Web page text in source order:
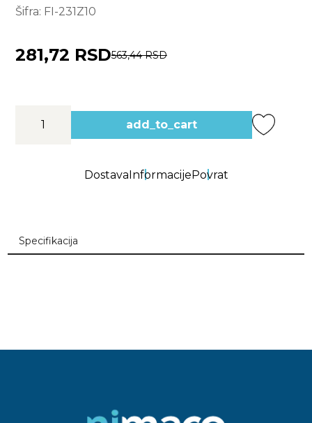
Šifra: FI-231Z10
281,72 RSD563,44 RSD
add_to_cart
DostavaInformacijePovrat
Specifikacija